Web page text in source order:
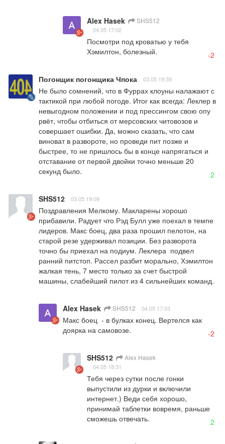
Alex Hasek SHS512
04.05 17:02
Посмотри под кроватью у тебя
Хэмилтон, болезный.
-2
Погонщик погонщика Чпока 03.05 19:39
Не было сомнений, что в Фуррах клоуны налажают с
тактикой при любой погоде. Итог как всегда: Леклер в
невыгодном положении и под прессингом свою опу
рвёт, чтобы отбиться от мерсовских читовозов и
совершает ошибки. Да, можно сказать, что сам
виноват в развороте, но проведи пит позже и
быстрее, то не пришлось бы в конце напрягаться и
отставание от первой двойки точно меньше 20
секунд было.
2
SHS512 03.05 19:09
Поздравления Мелкому. Макларены хорошо
прибавили. Радует что Рэд Булл уже поехал в темпе
лидеров. Макс боец, два раза прошил пелотон, на
старой резе удерживал позиции. Без разворота
точно бы приехал на подиум. Леклера  подвел
ранний питстоп. Рассел разбит морально, Хэмилтон
жалкая тень, 7 место только за счет быстрой
машины, слабейший пилот из 4 сильнейших команд.
Alex Hasek SHS512 04.05 17:03
Макс боец  - в булках конец. Вертелся как
доярка на самовозе.
-2
SHS512 Alex Hasek
04.05 18:31
Тебя через сутки после гонки
выпустили из дурки и включили
интернет.) Веди себя хорошо,
принимай таблетки вовремя, раньше
сможешь отвечать.
2